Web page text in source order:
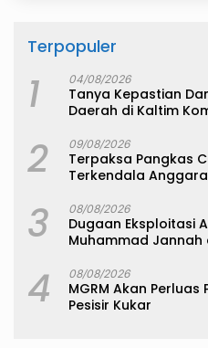
Terpopuler
1 04/08/2026
Tanya Kepastian
Daerah di Kaltim
2 09/08/2026
Terpaksa Pangkas
Terkendala
3 08/08/2026
Dugaan Eksploitasi
Muhammad Jannah
4 08/08/2026
MGRM Akan Perluas
Pesisir Kukar